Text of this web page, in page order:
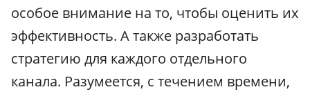
особое внимание на то, чтобы оценить их
эффективность. А также разработать
стратегию для каждого отдельного
канала. Разумеется, с течением времени,